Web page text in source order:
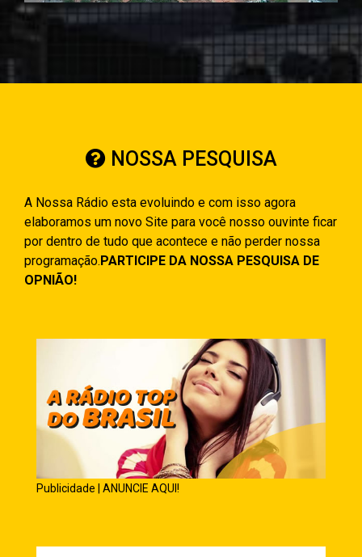
NOSSA PESQUISA
A Nossa Rádio esta evoluindo e com isso agora
elaboramos um novo Site para você nosso ouvinte ficar
por dentro de tudo que acontece e não perder nossa
programação.PARTICIPE DA NOSSA PESQUISA DE
OPNIÃO!
Publicidade | ANUNCIE AQUI!